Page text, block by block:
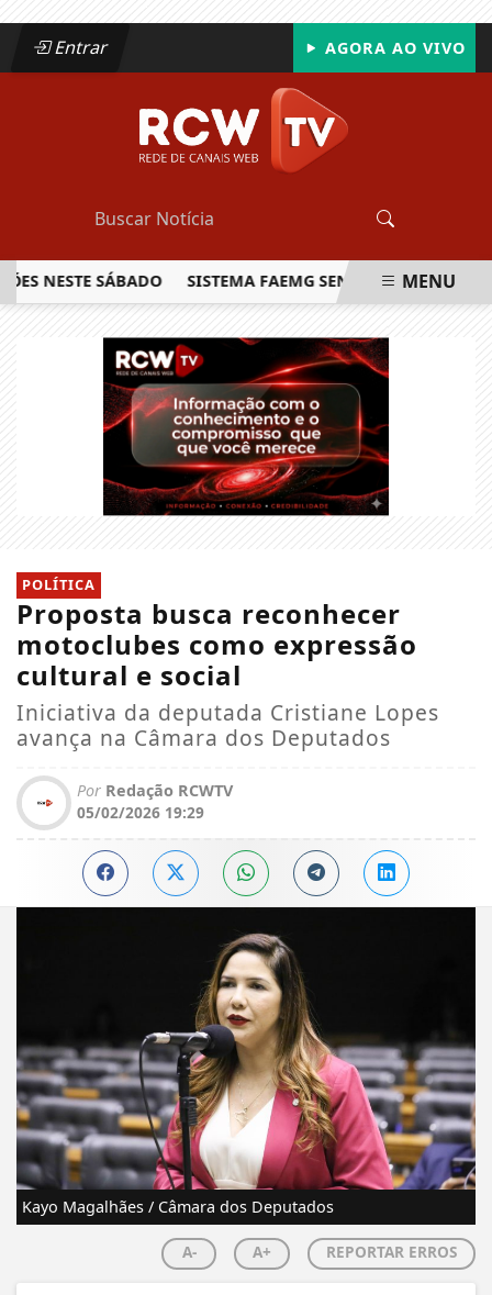
Entrar AGORA AO VIVO
SÁBADO SISTEMA FAEMG SENAR LANÇA OMENU
POLÍTICA
Proposta busca reconhecer
motoclubes como expressão
cultural e social
Iniciativa da deputada Cristiane Lopes
avança na Câmara dos Deputados
Por Redação RCWTV
05/02/2026 19:29
Kayo Magalhães / Câmara dos Deputados
A- A+ REPORTAR ERROS